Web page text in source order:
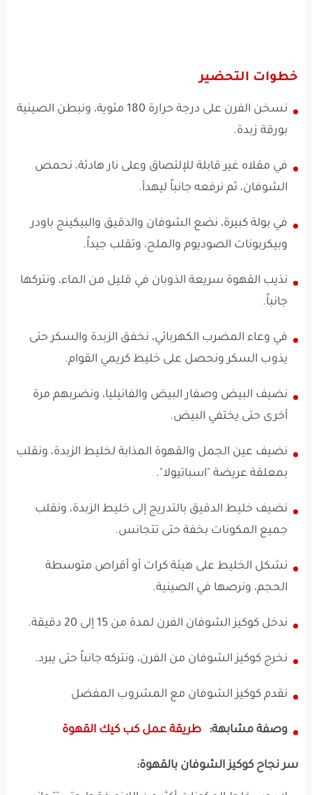
خطوات التحضير
نسخن الفرن على درجة حرارة 180 مئوية، ونبطن الصينية
بورقة زبدة.
في مقلاه غير قابلة للإلتصاق وعلى نار هادئة، نحمص
الشوفان، ثم نرفعه جانباً ليهدأ.
في بولة كبيرة، نضع الشوفان والدقيق والبيكينج باودر
وبيكربونات الصوديوم والملح، وتقلب جيداً.
نذيب القهوة سريعة الذوبان في قليل من الماء، ونتركها
جانباً.
في وعاء المضرب الكهربائي، نخفق الزبدة والسكر حتى
يذوب السكر ونحصل على خليط كريمي القوام.
نضيف البيض وصفار البيض والفانيليا، ونضربهم مرة
أخرى حتى يختفي البيض.
نضيف عين الجمل والقهوة المذابة لخليط الزبدة، ونقلب
بمعلقة عريضة "اسباتيولا".
نضيف خليط الدقيق بالتدريج إلى خليط الزبدة، ونقلب
جميع المكونات بخفة حتى تتجانس.
نشكل الخليط على هيئة كرات أو أقراص متوسطة
الحجم، ونرصها في الصينية.
ندخل كوكيز الشوفان الفرن لمدة من 15 إلى 20 دقيقة.
نخرج كوكيز الشوفان من الفرن، ونتركه جانباً حتى يبرد.
نقدم كوكيز الشوفان مع المشروب المفضل
وصفة مشابهة: طريقة عمل كب كيك القهوة
سر نجاح كوكيز الشوفان بالقهوة: